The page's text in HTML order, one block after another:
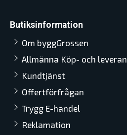
Butiksinformation
Om byggGrossen
Allmänna Köp- och
Kundtjänst
Offertförfrågan
Trygg E-handel
Reklamation